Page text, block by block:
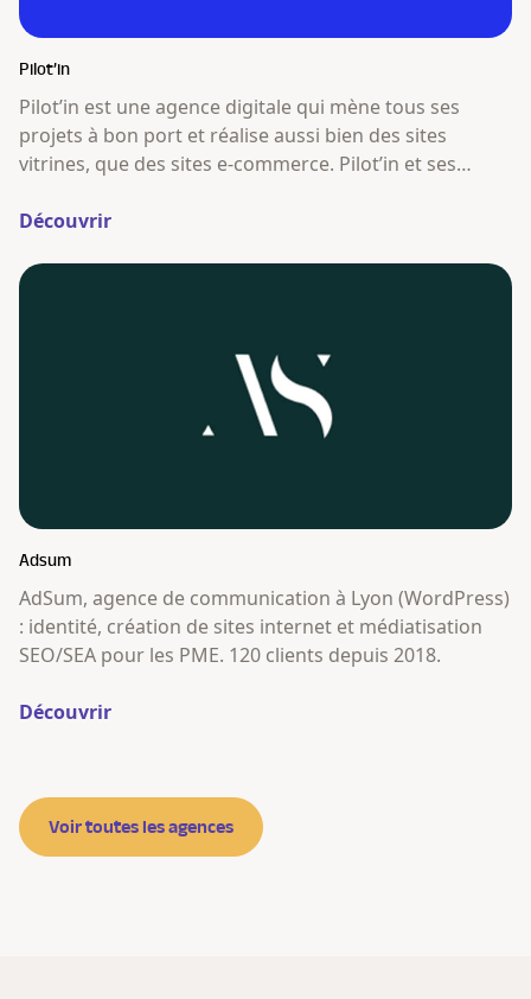
Pilot’in
Pilot’in est une agence digitale qui mène tous ses
projets à bon port et réalise aussi bien des sites
vitrines, que des sites e-commerce. Pilot’in et ses
vitrine et e-commerce au design attractif et technique
Découvrir
Adsum
AdSum, agence de communication à Lyon (WordPress)
: identité, création de sites internet et médiatisation
SEO/SEA pour les PME. 120 clients depuis 2018.
Découvrir
Voir toutes les agences